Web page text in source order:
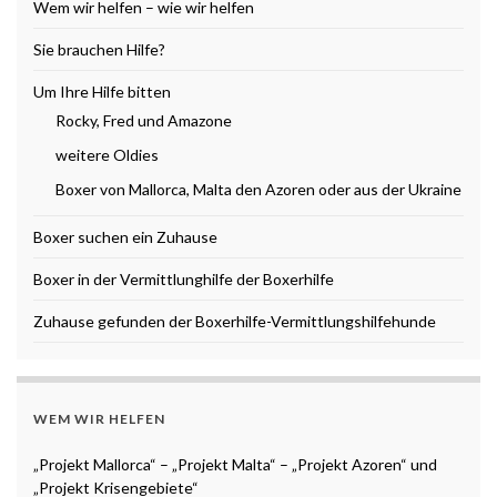
Wem wir helfen – wie wir helfen
Sie brauchen Hilfe?
Um Ihre Hilfe bitten
Rocky, Fred und Amazone
weitere Oldies
Boxer von Mallorca, Malta den Azoren oder aus der Ukraine
Boxer suchen ein Zuhause
Boxer in der Vermittlunghilfe der Boxerhilfe
Zuhause gefunden der Boxerhilfe-Vermittlungshilfehunde
WEM WIR HELFEN
„Projekt Mallorca“ – „Projekt Malta“ – „Projekt Azoren“ und
„Projekt Krisengebiete“